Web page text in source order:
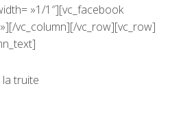
»1/1″][vc_facebook
vc_column][/vc_row][vc_row]
truite